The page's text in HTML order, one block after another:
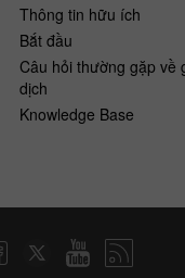
Thông tin hữu ích
Bắt ​​đầu
Câu hỏi thường gặp về
dịch
Knowledge Base